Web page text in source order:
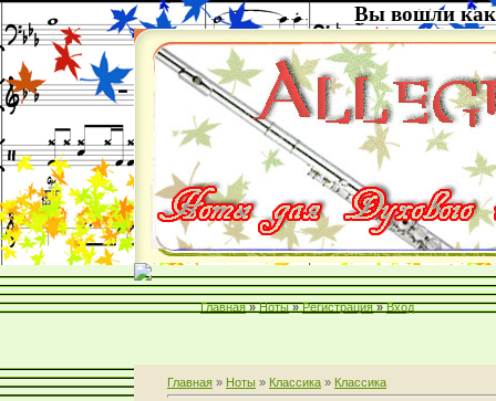
Вы вошли как
Главная » Ноты » Регистрация » Вход
Главная » Ноты » Классика » Классика